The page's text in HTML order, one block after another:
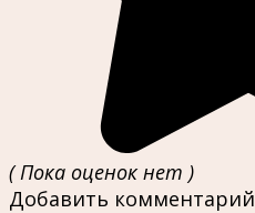
( Пока оценок нет )
Добавить комментарий